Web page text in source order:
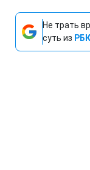
Не трать
суть из